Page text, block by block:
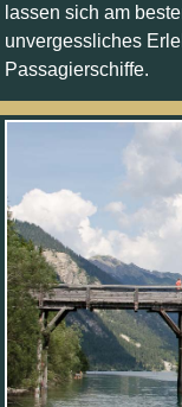
lassen sich am
unvergessliches
Passagierschiffe.